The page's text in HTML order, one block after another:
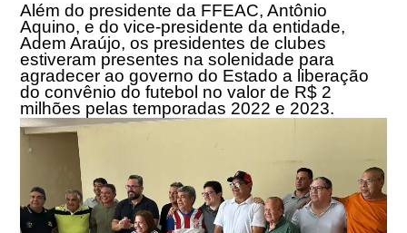
Além do presidente da FFEAC, Antônio
Aquino, e do vice-presidente da entidade,
Adem Araújo, os presidentes de clubes
estiveram presentes na solenidade para
agradecer ao governo do Estado a liberação
do convênio do futebol no valor de R$ 2
milhões pelas temporadas 2022 e 2023.